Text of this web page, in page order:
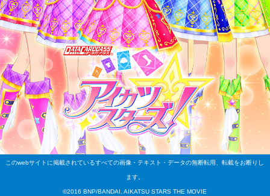
このwebサイトに掲載されているすべての画像・テキスト・データの無断転用、転載をお断りし
ます。
©2016 BNP/BANDAI, AIKATSU STARS THE MOVIE